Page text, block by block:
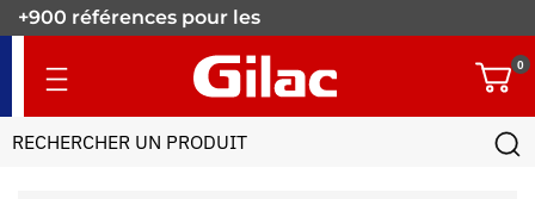
+900 références pour les
0